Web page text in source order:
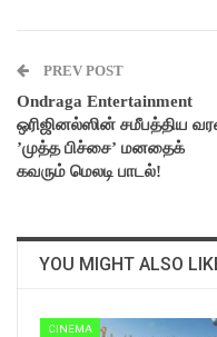
PREV POST
Ondraga Entertainment
ஒரிஜினல்ஸின் சமீபத்திய
’முத்த பிச்சை’ மனதைக்
கவரும் மெலடி பாடல்!
YOU MIGHT ALSO
CINEMA